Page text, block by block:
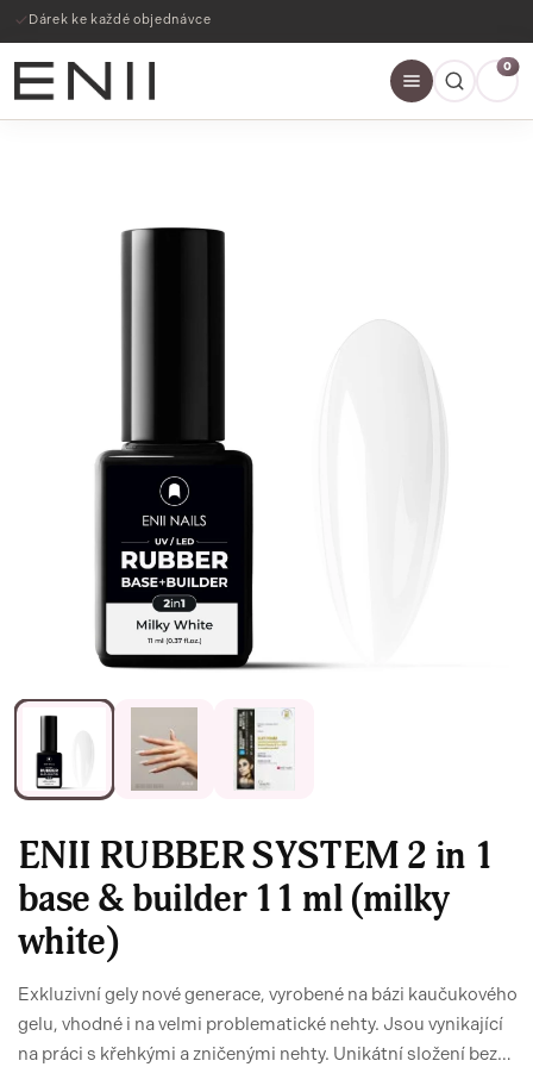
Dárek ke každé objednávce
0
ENII RUBBER SYSTEM 2 in 1
base & builder 11 ml (milky
white)
Exkluzivní gely nové generace, vyrobené na bázi kaučukového
gelu, vhodné i na velmi problematické nehty. Jsou vynikající
na práci s křehkými a zničenými nehty. Unikátní složení bez